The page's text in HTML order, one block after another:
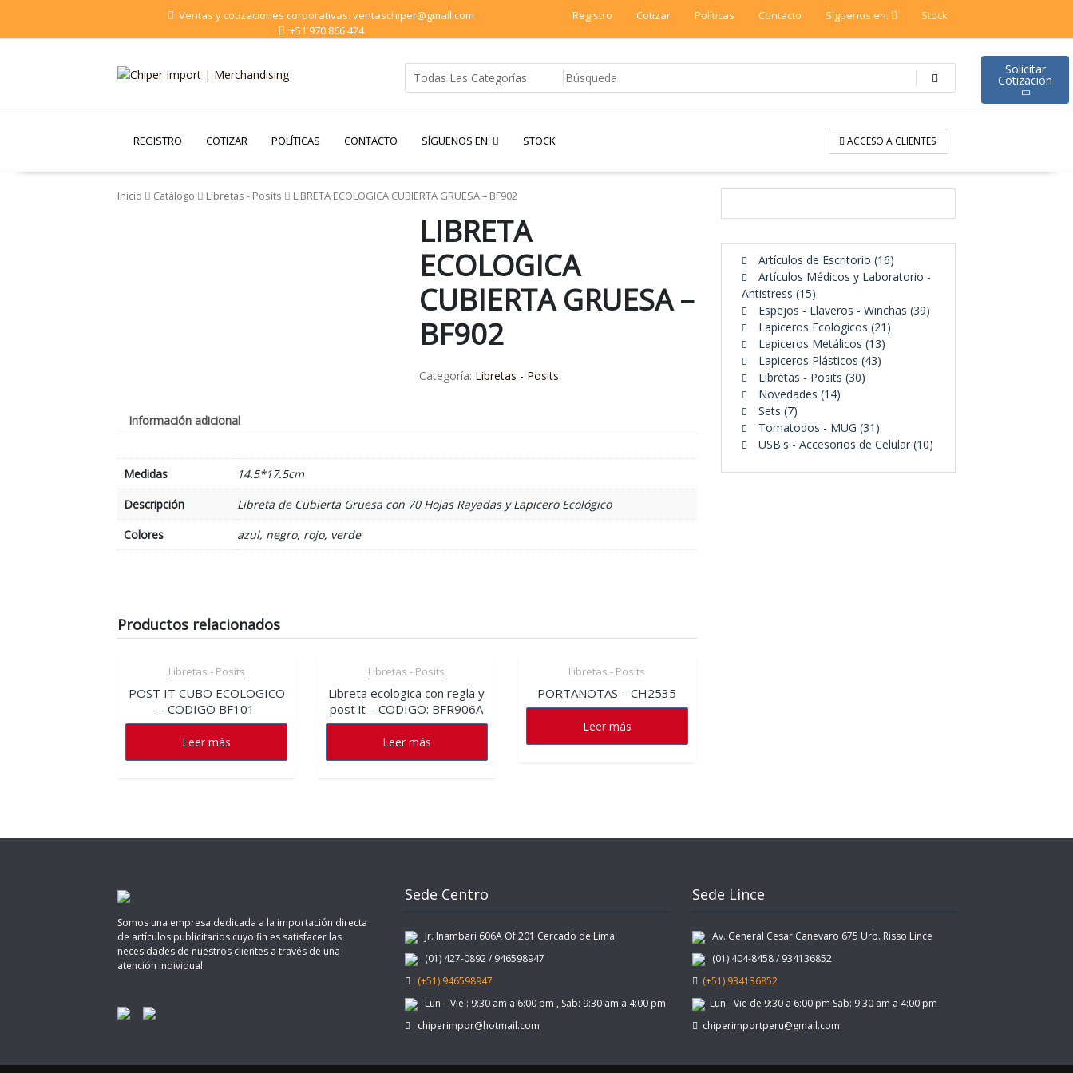
contenido
Ventas y cotizaciones corporativas: ventaschiper@gmail.com
+51 970 866 424
Registro Cotizar Políticas Contacto Síguenos en: Stock
Merchandising
REGISTRO COTIZAR POLÍTICAS CONTACTO SÍGUENOS EN: STOCK ACCESO A CLIENTES
Inicio Catálogo Libretas - Posits LIBRETA ECOLOGICA CUBIERTA GRUESA – BF902
LIBRETA
ECOLOGICA
CUBIERTA GRUESA –
BF902
Categoría: Libretas - Posits
Información adicional
Medidas
14.5*17.5cm
Descripción
Libreta de Cubierta Gruesa con 70 Hojas Rayadas y Lapicero Ecológico
Colores
azul, negro, rojo, verde
Productos relacionados
Libretas - Posits
POST IT CUBO ECOLOGICO
– CODIGO BF101
Leer más
Libretas - Posits
Libreta ecologica con regla y
post it – CODIGO: BFR906A
Leer más
Libretas - Posits
PORTANOTAS – CH2535
Leer más
Artículos de Escritorio 1616
productos
Artículos Médicos y Laboratorio -
Antistress 1515
productos
Espejos - Llaveros - Winchas 3939
Lapiceros Ecológicos 21 21
Lapiceros Metálicos 1313
Lapiceros Plásticos 4343
Libretas - Posits 3030
Novedades 1414
Sets 77
productos
Tomatodos - MUG 31 31
productos
USB's - Accesorios de Celular 1010
Somos una empresa dedicada a la importación directa
de artículos publicitarios cuyo fin es satisfacer las
necesidades de nuestros clientes a través de una
atención individual.
Sede Centro
Jr. Inambari 606A Of 201 Cercado de Lima
(01) 427-0892 / 946598947
(+51) 946598947
Lun – Vie : 9:30 am a 6:00 pm , Sab: 9:30 am a 4:00 pm
chiperimpor@hotmail.com
Sede Lince
Av. General Cesar Canevaro 675 Urb. Risso Lince
(01) 404-8458 / 934136852
(+51) 934136852
Lun - Vie de 9:30 a 6:00 pm Sab: 9:30 am a 4:00 pm
chiperimportperu@gmail.com
Solicitar
Cotización